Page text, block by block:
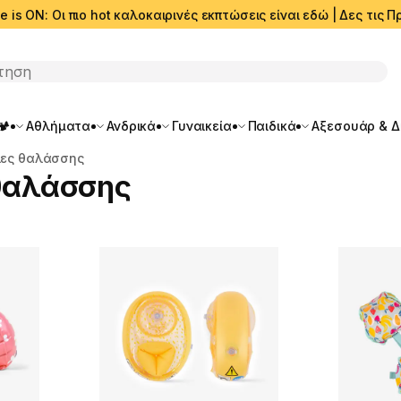
is ON: Οι πιο hot καλοκαιρινές εκπτώσεις είναι εδώ | Δες τις
Αθλήματα Ανδρικά Γυναικεία Παιδικά Αξεσουάρ &
θαλάσσης